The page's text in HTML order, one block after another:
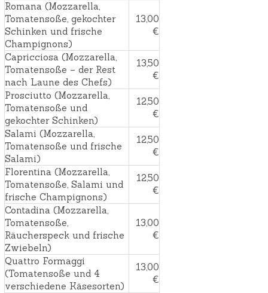
Romana (Mozzarella,
Tomatensoße, gekochter
Schinken und frische
Champignons)
13,00
€
Capricciosa (Mozzarella,
Tomatensoße – der Rest
nach Laune des Chefs)
13,50
€
Prosciutto (Mozzarella,
Tomatensoße und
gekochter Schinken)
12,50
€
Salami (Mozzarella,
Tomatensoße und frische
Salami)
12,50
€
Florentina (Mozzarella,
Tomatensoße, Salami und
frische Champignons)
12,50
€
Contadina (Mozzarella,
Tomatensoße,
Räucherspeck und frische
Zwiebeln)
13,00
€
Quattro Formaggi
(Tomatensoße und 4
verschiedene Käsesorten)
13,00
€